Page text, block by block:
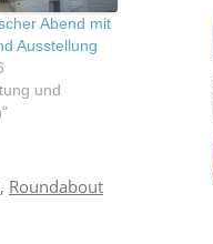
Abend mit
Ausstellung
und
, Roundabout